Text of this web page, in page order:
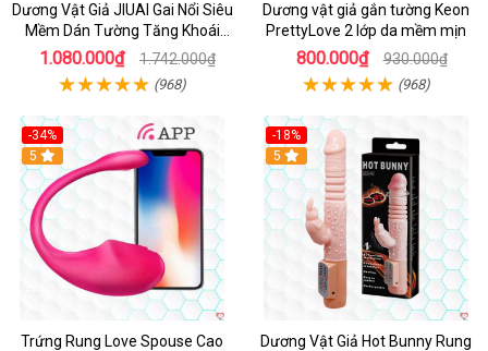
Dương Vật Giả JIUAI Gai Nổi Siêu
Mềm Dán Tường Tăng Khoái
Cảm
1.080.000₫ 1.742.000₫
(968)
Dương vật giả gắn tường Keon
PrettyLove 2 lớp da mềm mịn
800.000₫ 930.000₫
(968)
-34%
5
Trứng Rung Love Spouse Cao
-18%
Hot
5
Dương Vật Giả Hot Bunny Rung